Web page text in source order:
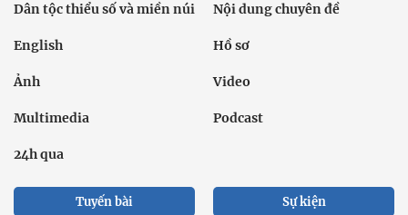
Dân tộc thiểu số và miền núi Nội dung chuyên đề
English Hồ sơ
Ảnh Video
Multimedia Podcast
24h qua
Tuyến bài Sự kiện